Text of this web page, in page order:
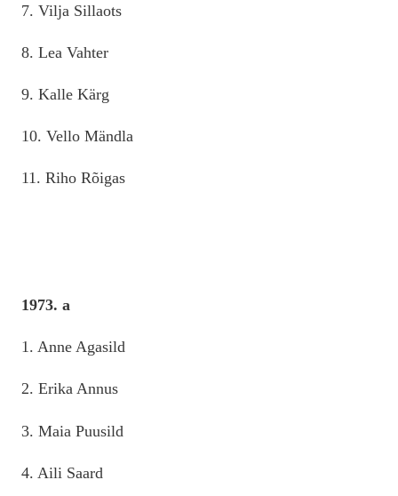
7. Vilja Sillaots
8. Lea Vahter
9. Kalle Kärg
10. Vello Mändla
11. Riho Rõigas
1973. a
1. Anne Agasild
2. Erika Annus
3. Maia Puusild
4. Aili Saard